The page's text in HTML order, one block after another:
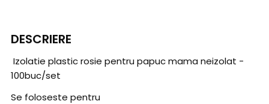
DESCRIERE
Izolatie plastic rosie pentru papuc mama neizolat -
100buc/set
Se foloseste pentru